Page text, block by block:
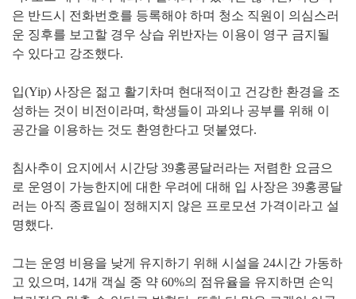
은 반드시 전화번호를 등록해야 하며 청소 직원이 의심스러
운 징후를 보고할 경우 상습 위반자는 이용이 영구 금지될
수 있다고 강조했다.
입(Yip) 사장은 젊고 활기차며 현대적이고 건강한 환경을 조
성하는 것이 비전이라며, 학생들이 과외나 공부를 위해 이
공간을 이용하는 것도 환영한다고 덧붙였다.
침사추이 요지에서 시간당 39홍콩달러라는 저렴한 요금으
로 운영이 가능한지에 대한 우려에 대해 입 사장은 39홍콩달
러는 아직 종료일이 정해지지 않은 프로모션 가격이라고 설
명했다.
그는 운영 비용을 낮게 유지하기 위해 시설을 24시간 가동하
고 있으며, 14개 객실 중 약 60%의 점유율을 유지하면 손익